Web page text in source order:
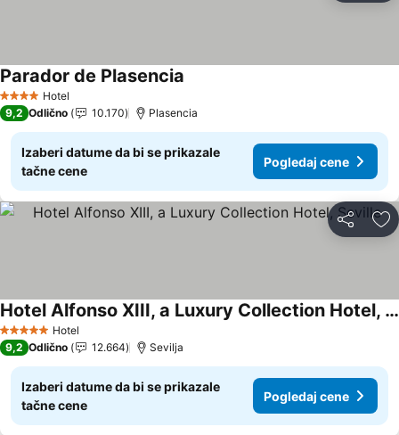
4 ZvezdiceHotel
Parador de Plasencia
9,2 Odlično 10.170 Plasencia
Izaberi datume da bi se prikazale
tačne cene
Pogledaj cene
Deli
5 ZvezdiceHotel
Hotel Alfonso XIII, a Luxury Collection Hotel, Seville
Pogledaj cene
9,2 Odlično 12.664 Sevilja
Izaberi datume da bi se prikazale
tačne cene
Pogledaj cene